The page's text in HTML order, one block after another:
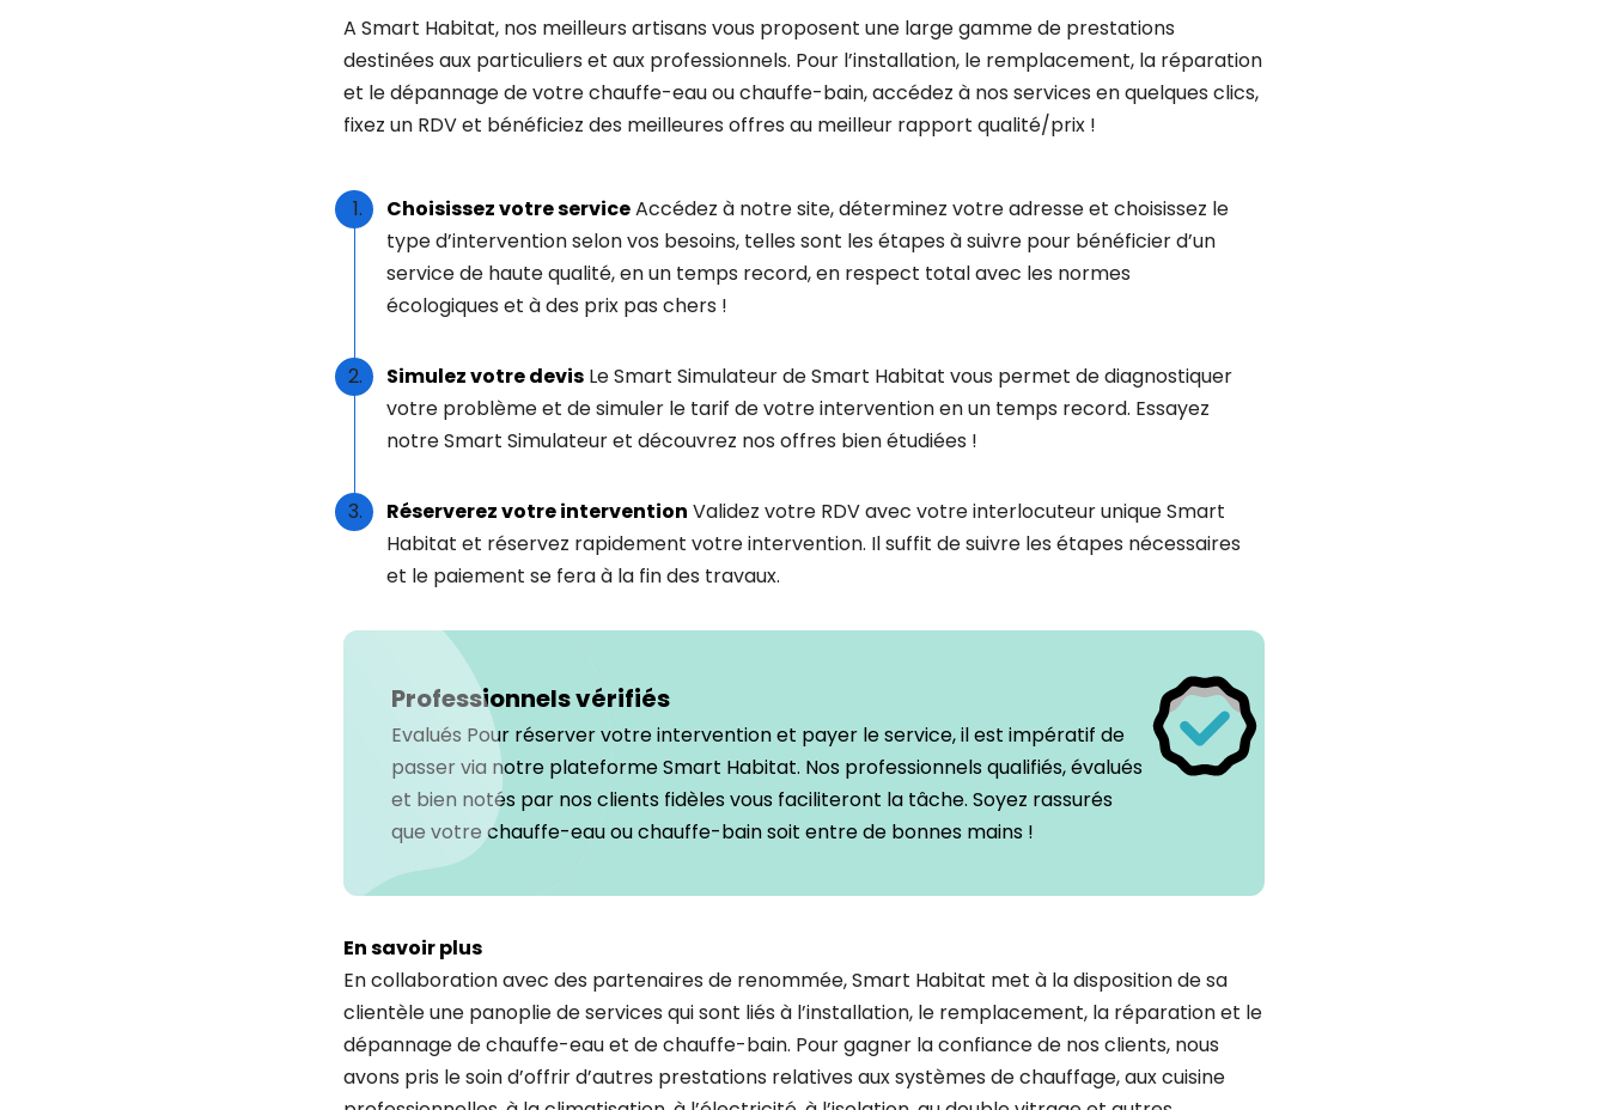
A Smart Habitat, nos meilleurs artisans vous proposent une large gamme de prestations
destinées aux particuliers et aux professionnels. Pour l’installation, le remplacement, la réparation
et le dépannage de votre chauffe-eau ou chauffe-bain, accédez à nos services en quelques clics,
fixez un RDV et bénéficiez des meilleures offres au meilleur rapport qualité/prix !
Choisissez votre serviceAccédez à notre site, déterminez votre adresse et choisissez le
type d’intervention selon vos besoins, telles sont les étapes à suivre pour bénéficier d’un
service de haute qualité, en un temps record, en respect total avec les normes
écologiques et à des prix pas chers !
Simulez votre devis Le Smart Simulateur de Smart Habitat vous permet de diagnostiquer
votre problème et de simuler le tarif de votre intervention en un temps record. Essayez
notre Smart Simulateur et découvrez nos offres bien étudiées !
Réserverez votre intervention Validez votre RDV avec votre interlocuteur unique Smart
Habitat et réservez rapidement votre intervention. Il suffit de suivre les étapes nécessaires
et le paiement se fera à la fin des travaux.
Professionnels vérifiés
Evalués Pour réserver votre intervention et payer le service, il est impératif de
passer via notre plateforme Smart Habitat. Nos professionnels qualifiés, évalués
et bien notés par nos clients fidèles vous faciliteront la tâche. Soyez rassurés
que votre chauffe-eau ou chauffe-bain soit entre de bonnes mains !
En savoir plus
En collaboration avec des partenaires de renommée, Smart Habitat met à la disposition de sa
clientèle une panoplie de services qui sont liés à l’installation, le remplacement, la réparation et le
dépannage de chauffe-eau et de chauffe-bain. Pour gagner la confiance de nos clients, nous
avons pris le soin d’offrir d’autres prestations relatives aux systèmes de chauffage, aux cuisine